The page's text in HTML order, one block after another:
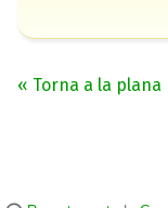
« Torna a la